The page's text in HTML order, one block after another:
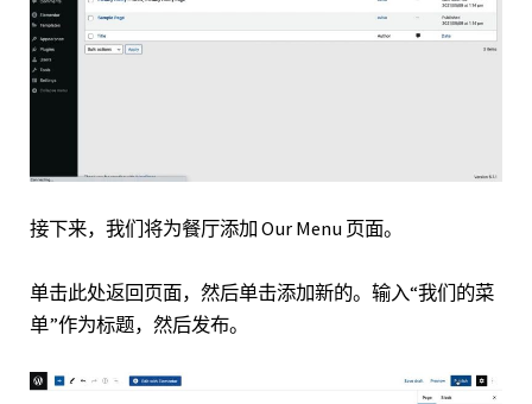
接下来，我们将为餐厅添加 Our Menu 页面。
单击此处返回页面，然后单击添加新的。输入“我们的菜
单”作为标题，然后发布。